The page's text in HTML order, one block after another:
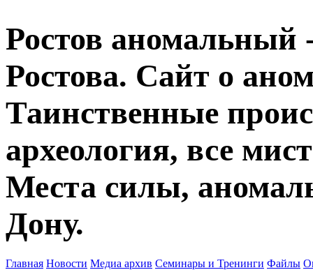
Ростов аномальный
Ростова. Сайт о
Таинственные
археология, все
Места силы,
Дону.
Главная Новости Медиа архив Семинары и Тренинги Файлы